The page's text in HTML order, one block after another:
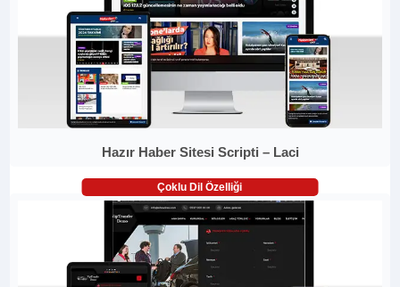
Hazır Haber Sitesi Scripti – Laci
Çoklu Dil Özelliği